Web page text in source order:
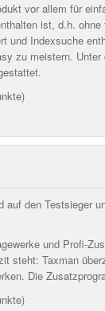
vor allem für
ist, d.h.
und Indexsuche
zu meistern.
den Testsieger
und Profi-
steht: Taxman
Die